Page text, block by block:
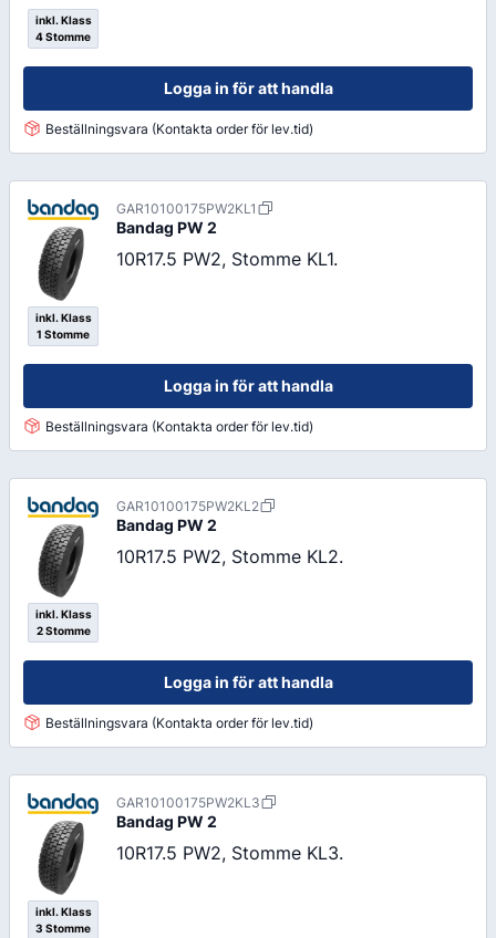
inkl. Klass
4 Stomme
Logga in för att handla
Beställningsvara (Kontakta order för lev.tid)
inkl. Klass
1 Stomme
GAR10100175PW2KL1
Bandag PW 2
10R17.5 PW2, Stomme KL1.
Logga in för att handla
Beställningsvara (Kontakta order för lev.tid)
inkl. Klass
2 Stomme
GAR10100175PW2KL2
Bandag PW 2
10R17.5 PW2, Stomme KL2.
Logga in för att handla
Beställningsvara (Kontakta order för lev.tid)
inkl. Klass
3 Stomme
GAR10100175PW2KL3
Bandag PW 2
10R17.5 PW2, Stomme KL3.